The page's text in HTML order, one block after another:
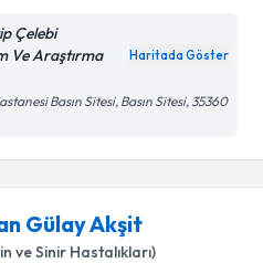
Çelebi
Ve Araştırma
Haritada Göster
Basın Sitesi, Basın Sitesi, 35360
Gülay Akşit
ve Sinir Hastalıkları)